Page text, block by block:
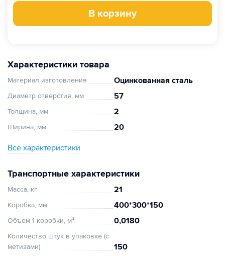
В корзину
Характеристики товара
Материал изготовления Оцинкованная сталь
Диаметр отверстия, мм 57
Толщина, мм 2
Ширина, мм 20
Все характеристики
Транспортные характеристики
Масса, кг 21
Коробка, мм 400*300*150
Объем 1 коробки, м³ 0,0180
Количество штук в упаковке (с
метизами)
150